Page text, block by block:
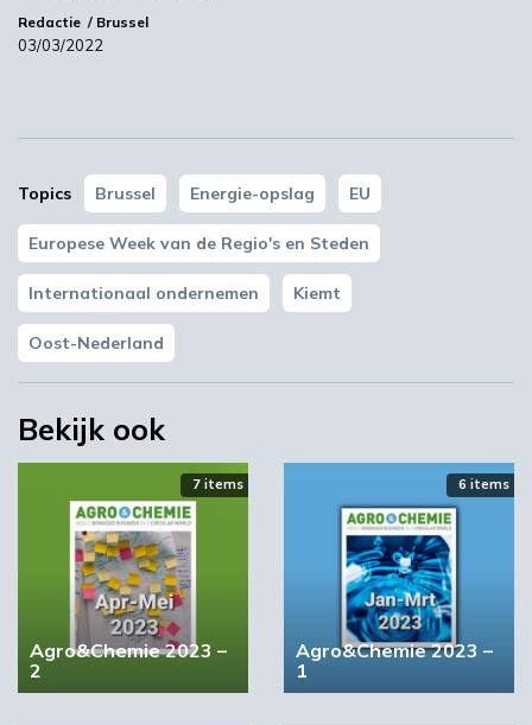
Meest gelezen
Redactie Brussel
03/03/2022
Topics Brussel Energie-opslag EU
Europese Week van de Regio's en Steden
Internationaal ondernemen Kiemt
Oost-Nederland
Bekijk ook
7 items
Agro&Chemie 2023 –
2
6 items
Agro&Chemie 2023 –
1